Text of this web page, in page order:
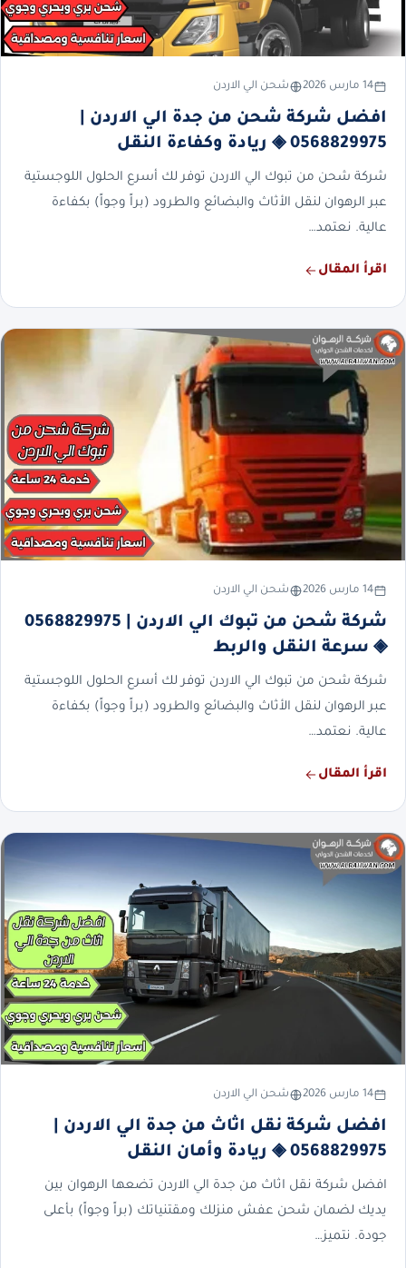
14 مارس 2026 شحن الي الاردن
افضل شركة شحن من جدة الي الاردن |
0568829975 ◈ ريادة وكفاءة النقل
شركة شحن من تبوك الي الاردن توفر لك أسرع الحلول اللوجستية
عبر الرهوان لنقل الأثاث والبضائع والطرود (براً وجواً) بكفاءة
عالية. نعتمد…
اقرأ المقال
14 مارس 2026 شحن الي الاردن
شركة شحن من تبوك الي الاردن | 0568829975
◈ سرعة النقل والربط
شركة شحن من تبوك الي الاردن توفر لك أسرع الحلول اللوجستية
عبر الرهوان لنقل الأثاث والبضائع والطرود (براً وجواً) بكفاءة
عالية. نعتمد…
اقرأ المقال
14 مارس 2026 شحن الي الاردن
افضل شركة نقل اثاث من جدة الي الاردن |
0568829975 ◈ ريادة وأمان النقل
افضل شركة نقل اثاث من جدة الي الاردن تضعها الرهوان بين
يديك لضمان شحن عفش منزلك ومقتنياتك (براً وجواً) بأعلى
جودة. نتميز…